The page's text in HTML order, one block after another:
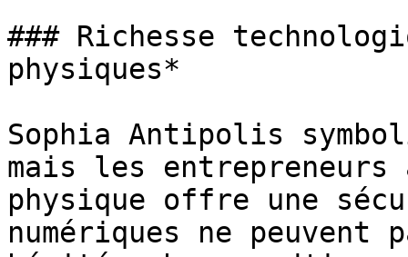
### Richesse
physiques*
Sophia Antipolis
mais les
physique offre une
numériques ne